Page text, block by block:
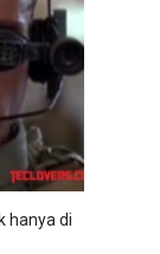
hanya di